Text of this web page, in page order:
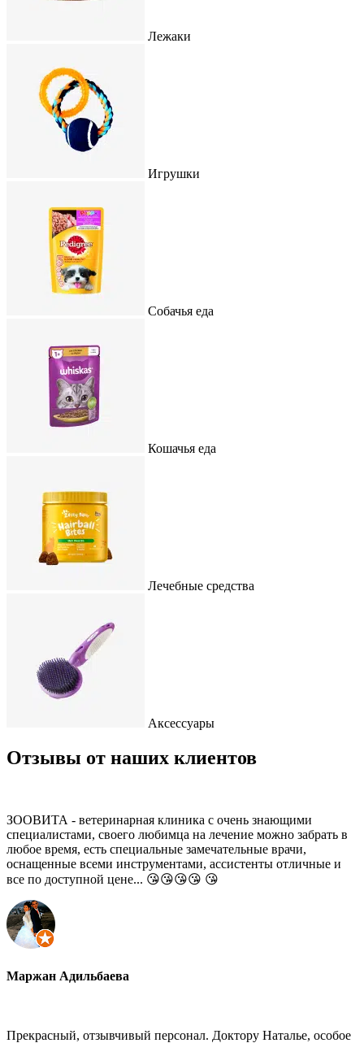
Лежаки
Игрушки
Собачья еда
Кошачья еда
Лечебные средства
Аксессуары
Отзывы от наших клиентов
ЗООВИТА - ветеринарная клиника с очень знающими
специалистами, своего любимца на лечение можно забрать в
любое время, есть специальные замечательные врачи,
оснащенные всеми инструментами, ассистенты отличные и
все по доступной цене... 😘😘😘😘 😘
Маржан Адильбаева
Прекрасный, отзывчивый персонал. Доктору Наталье, особое